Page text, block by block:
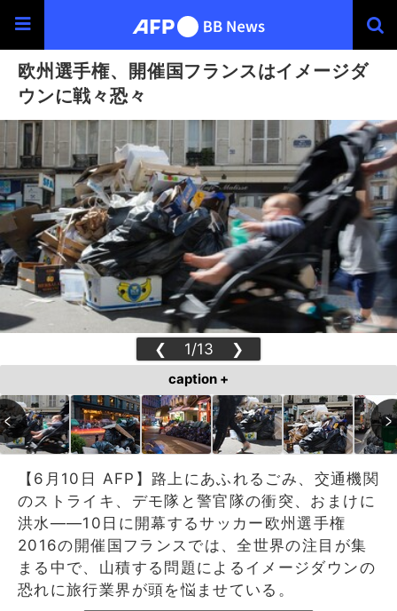
欧州選手権、開催国フランスはイメージダ
ウンに戦々恐々
❮ 1/13 ❯
caption +
【6月10日 AFP】路上にあふれるごみ、交通機関
のストライキ、デモ隊と警官隊の衝突、おまけに
洪水——10日に開幕するサッカー欧州選手権
2016の開催国フランスでは、全世界の注目が集
まる中で、山積する問題によるイメージダウンの
恐れに旅行業界が頭を悩ませている。